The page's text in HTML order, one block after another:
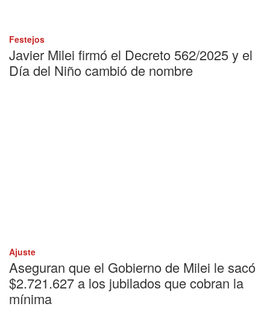
Festejos
Javier Milei firmó el Decreto 562/2025 y el
Día del Niño cambió de nombre
Ajuste
Aseguran que el Gobierno de Milei le sacó
$2.721.627 a los jubilados que cobran la
mínima